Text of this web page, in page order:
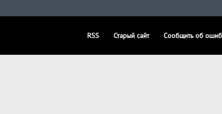
RSS Старый сайт Сообщить об